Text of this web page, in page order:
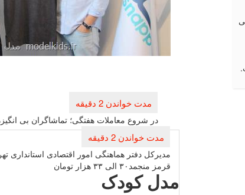
راهبری
نوشته
در شروع معاملات هفتگی؛ تماشاگران بی
مدیركل دفتر هماهنگی امور اقتصادی استانداری
قرمز منجمد۳۰ الی ۳۳ هزار تومان
مدل کودک